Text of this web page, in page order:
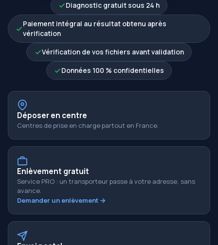
Diagnostic gratuit sous 24 h
Paiement intégral au résultat obtenu après
vérification
Vérification de vos fichiers avant validation
Données 100 % confidentielles
Déposer en centre
Centres de prise en charge partout en France.
Enlèvement gratuit
Service PRO : un transporteur passe à votre adresse, sans
avance.
Demander un enlèvement →